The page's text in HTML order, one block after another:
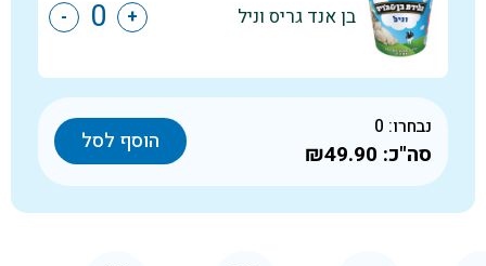
בן אנד גריס וניל +
-
נבחרו: 0
סה"כ: ₪49.90 הוסף לסל